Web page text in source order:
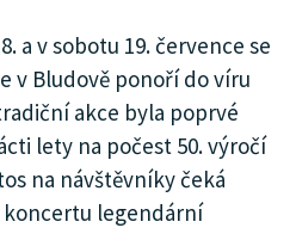
a v sobotu 19. července se
v Bludově ponoří do víru
akce byla poprvé
lety na počest 50. výročí
na návštěvníky čeká
legendární